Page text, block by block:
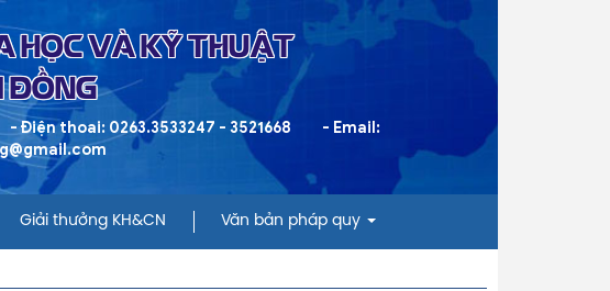
HỌC VÀ KỸ THUẬT
ĐỒNG
- Điện thoai: 0263.3533247 - 3521668
- Email:
Giải thưởng KH&CN Văn bản pháp quy